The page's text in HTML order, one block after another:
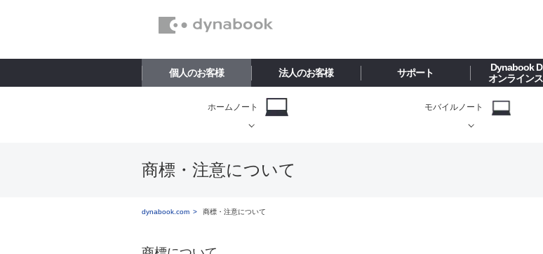
個人のお客様 法人のお客様 サポート
Dynabook
オンライン
ホームノート モバイルノート
商標・注意について
dynabook.com 商標・注意について